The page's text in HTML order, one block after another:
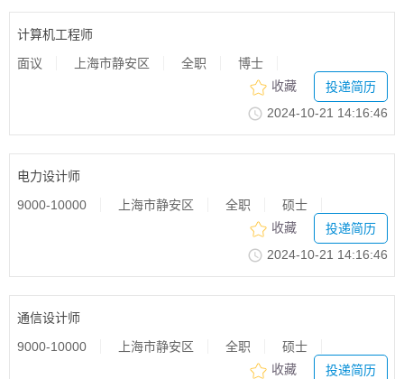
计算机工程师
面议 上海市静安区 全职 博士
收藏
投递简历
2024-10-2114:16:46
电力设计师
9000-10000 上海市静安区 全职 硕士
收藏
投递简历
2024-10-2114:16:46
通信设计师
9000-10000 上海市静安区 全职 硕士
收藏 投递简历